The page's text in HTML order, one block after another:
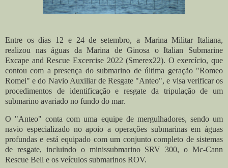
Entre os dias 12 e 24 de setembro, a Marina Militar Italiana,
realizou nas águas da Marina de Ginosa o Italian Submarine
Excape and Rescue Excercise 2022 (Smerex22). O exercício, que
contou com a presença do submarino de última geração "Romeo
Romei" e do Navio Auxiliar de Resgate "Anteo", e visa verificar os
procedimentos de identificação e resgate da tripulação de um
submarino avariado no fundo do mar.
O "Anteo" conta com uma equipe de mergulhadores, sendo um
navio especializado no apoio a operações submarinas em águas
profundas e está equipado com um conjunto completo de sistemas
de resgate, incluindo o minissubmarino SRV 300, o Mc-Cann
Rescue Bell e os veículos submarinos ROV.